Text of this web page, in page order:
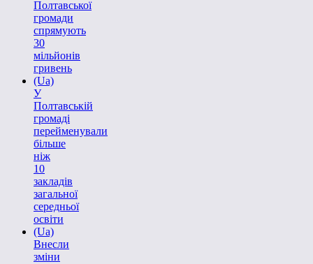
Полтавської
громади
спрямують
30
мільйонів
гривень
(Ua)
У
Полтавській
громаді
перейменували
більше
ніж
10
закладів
загальної
середньої
освіти
(Ua)
Внесли
зміни